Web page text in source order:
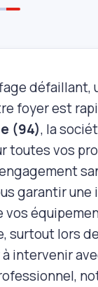
défaillant,
foyer est
(94), la
toutes vos
garantir
surtout lors
intervenir